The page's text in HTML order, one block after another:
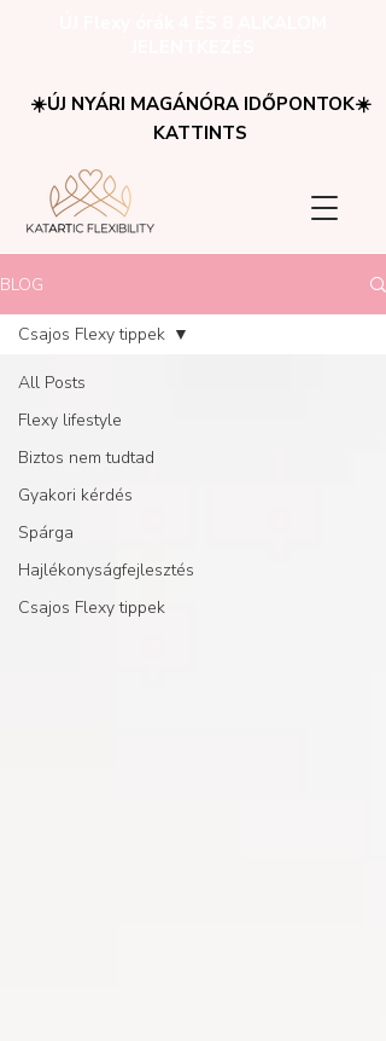
☀️ÚJ NYÁRI MAGÁNÓRA IDŐPONTOK☀️
KATTINTS
BLOG
All Posts
Flexy lifestyle
Biztos nem tudtad
Gyakori kérdés
Spárga
Hajlékonyságfejlesztés
Csajos Flexy tippek
Csajos Flexy tippek